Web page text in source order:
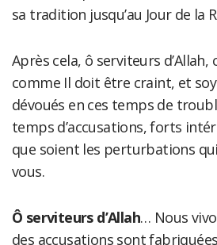
sa tradition jusqu’au Jour de la
Après cela, ô serviteurs d’Allah,
comme Il doit être craint, et
dévoués en ces temps de
temps d’accusations, forts
que soient les perturbations
vous.
Ô serviteurs d’Allah… Nous
des accusations sont